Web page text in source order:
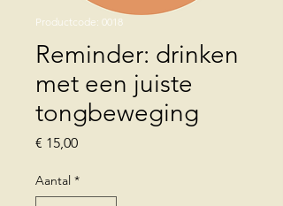
Productcode: 0018
Reminder: drinken
met een juiste
tongbeweging
€ 15,00Prijs
Aantal *